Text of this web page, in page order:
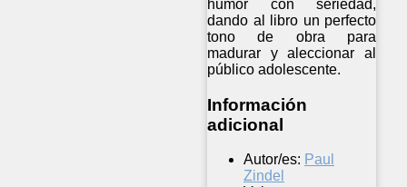
humor con seriedad,
dando al libro un perfecto
tono de obra para
madurar y aleccionar al
público adolescente.
Información
adicional
Autor/es: Paul
Zindel